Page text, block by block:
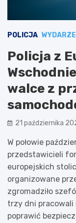
POLICJA
Policja z
walce z
21 października
W połowie
przedstawicieli
europejskich
organizowane
zgromadziło
trzy dni pracowali
poprawić